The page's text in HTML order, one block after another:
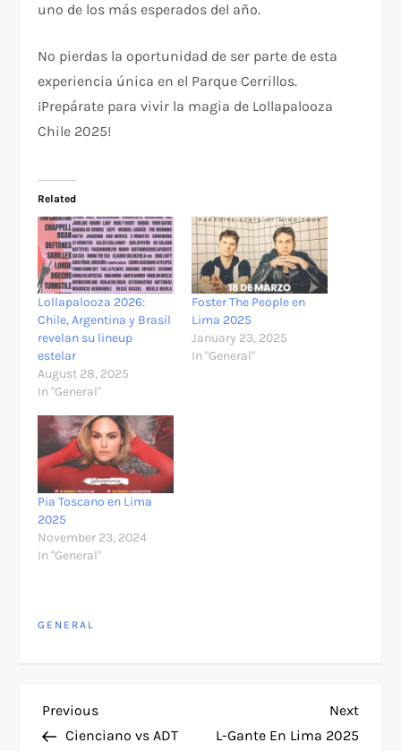
uno de los más esperados del año.
No pierdas la oportunidad de ser parte de esta
experiencia única en el Parque Cerrillos.
¡Prepárate para vivir la magia de Lollapalooza
Chile 2025!
Related
Lollapalooza 2026:
Chile, Argentina y Brasil
revelan su lineup
estelar
August 28, 2025
In "General"
Foster The People en
Lima 2025
January 23, 2025
In "General"
Pia Toscano en Lima
2025
November 23, 2024
In "General"
GENERAL
P
Previous
Post
Previous
Cienciano vs ADT
Next
Post
Next
L-Gante En Lima 2025